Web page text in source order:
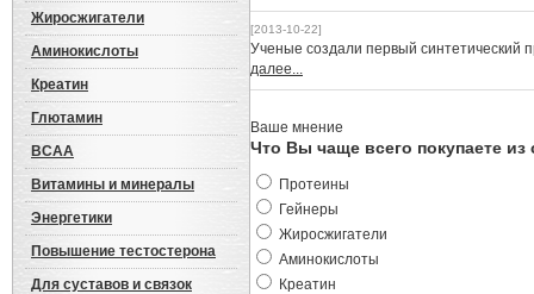
Жиросжигатели
Аминокислоты
Креатин
Глютамин
BCAA
Витамины и минералы
Энергетики
Повышение тестостерона
Для суставов и связок
[2013-10-22]
Ученые создали первый синтетический
далее...
Ваше мнение
Что Вы чаще всего покупаете из
Протеины
Гейнеры
Жиросжигатели
Аминокислоты
Креатин